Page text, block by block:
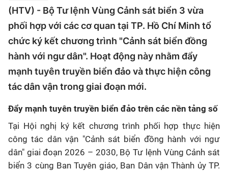
(HTV) - Bộ Tư lệnh Vùng Cảnh sát biển 3 vừa
phối hợp với các cơ quan tại TP. Hồ Chí Minh tổ
chức ký kết chương trình "Cảnh sát biển đồng
hành với ngư dân". Hoạt động này nhằm đẩy
mạnh tuyên truyền biển đảo và thực hiện công
tác dân vận trong giai đoạn mới.
Đẩy mạnh tuyên truyền biển đảo trên các nền tảng số
Tại Hội nghị ký kết chương trình phối hợp thực hiện
công tác dân vận "Cảnh sát biển đồng hành với ngư
dân" giai đoạn 2026 – 2030, Bộ Tư lệnh Vùng Cảnh sát
biển 3 cùng Ban Tuyên giáo, Ban Dân vận Thành ủy TP.